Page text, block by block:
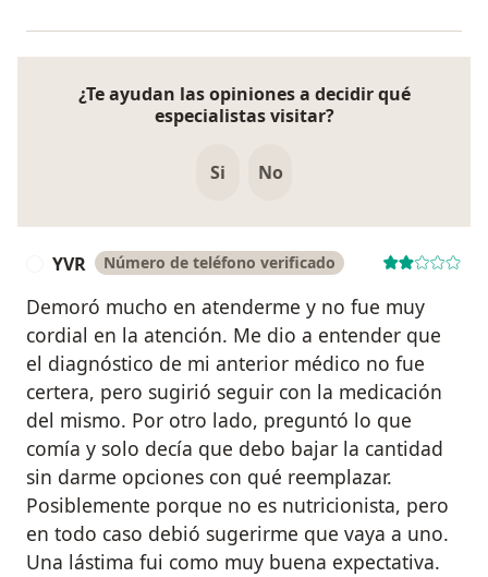
¿Te ayudan las opiniones a decidir qué
especialistas visitar?
Si No
YVR Número de teléfono verificado
Demoró mucho en atenderme y no fue muy
cordial en la atención. Me dio a entender que
el diagnóstico de mi anterior médico no fue
certera, pero sugirió seguir con la medicación
del mismo. Por otro lado, preguntó lo que
comía y solo decía que debo bajar la cantidad
sin darme opciones con qué reemplazar.
Posiblemente porque no es nutricionista, pero
en todo caso debió sugerirme que vaya a uno.
Una lástima fui como muy buena expectativa.